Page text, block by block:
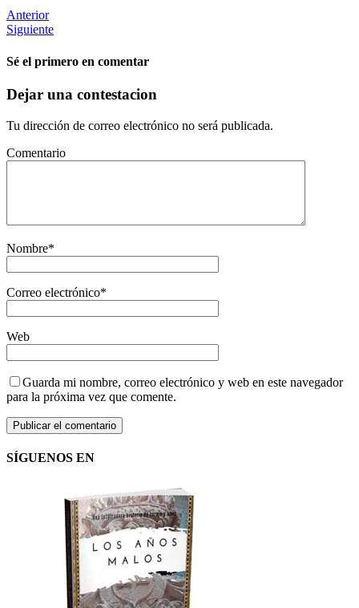
Anterior
Siguiente
Sé el primero en comentar
Dejar una contestacion
Tu dirección de correo electrónico no será publicada.
Comentario
Nombre*
Correo electrónico*
Web
Guarda mi nombre, correo electrónico y web en este navegador
para la próxima vez que comente.
SÍGUENOS EN